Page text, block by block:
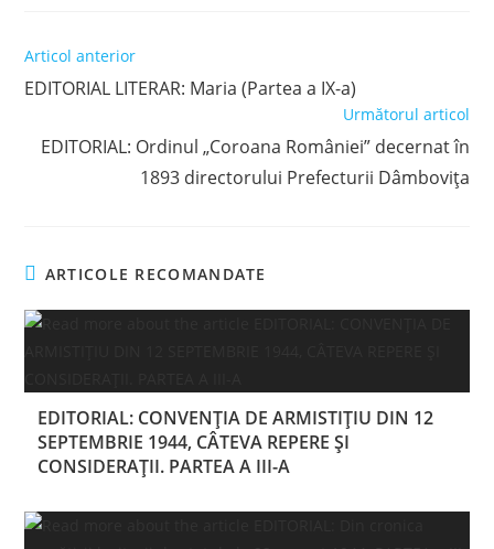
Read
articles
Articol anterior
EDITORIAL LITERAR: Maria (Partea a IX-a)
Următorul articol
EDITORIAL: Ordinul „Coroana României” decernat în
1893 directorului Prefecturii Dâmbovița
ARTICOLE RECOMANDATE
EDITORIAL: CONVENȚIA DE ARMISTIȚIU DIN 12
SEPTEMBRIE 1944, CÂTEVA REPERE ŞI
CONSIDERAȚII. PARTEA A III-A